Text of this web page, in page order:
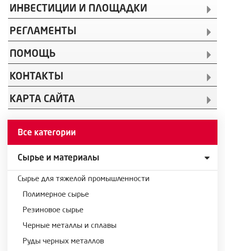
ИНВЕСТИЦИИ И ПЛОЩАДКИ
РЕГЛАМЕНТЫ
ПОМОЩЬ
КОНТАКТЫ
КАРТА САЙТА
Все категории
Сырье и материалы
Сырье для тяжелой промышленности
Полимерное сырье
Резиновое сырье
Черные металлы и сплавы
Руды черных металлов